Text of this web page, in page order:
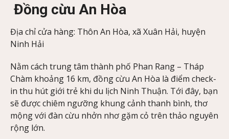
Đồng cừu An Hòa
Địa chỉ cửa hàng: Thôn An Hòa, xã Xuân Hải, huyện
Ninh Hải
Nằm cách trung tâm thành phố Phan Rang – Tháp
Chàm khoảng 16 km, đồng cừu An Hòa là điểm check-
in thu hút giới trẻ khi du lịch Ninh Thuận. Tới đây, bạn
sẽ được chiêm ngưỡng khung cảnh thanh bình, thơ
mộng với đàn cừu nhởn nhơ gặm cỏ trên thảo nguyên
rộng lớn.